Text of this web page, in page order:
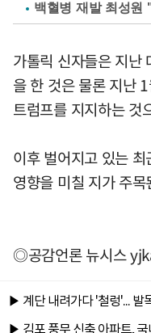
백혈병 재발 최성원
가톨릭 신자들은 지난
을 한 것은 물론 지난
트럼프를 지지하는 것
이후 벌어지고 있는
영향을 미칠 지가 주목
◎공감언론 뉴시스